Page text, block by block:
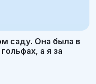
саду. Она была в
а я за